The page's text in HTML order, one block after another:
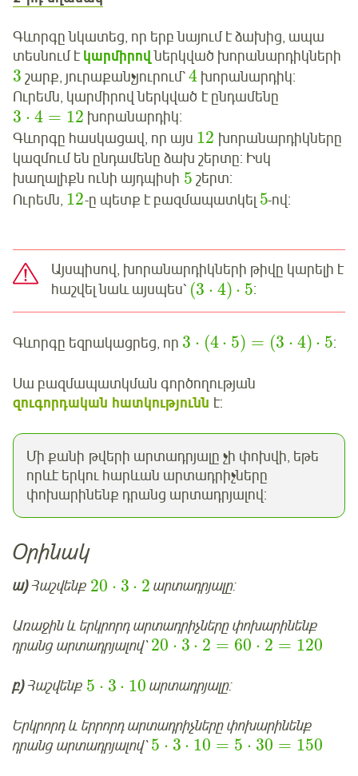
Գևորգը նկատեց, որ երբ նայում է ձախից, ապա
տեսնում էկարմիրովներկված խորանարդիկների
3 շարք, յուրաքանչյուրում՝4խորանարդիկ:
Ուրեմն, կարմիրով ներկված է ընդամենը
3 ⋅ 4 = 12 խորանարդիկ:
Գևորգը հասկացավ, որ այս 12 խորանարդիկները
կազմում են ընդամենը ձախ շերտը: Իսկ
խաղալիքն ունի այդպիսի 5 շերտ:
Ուրեմն, 12-ը պետք է բազմապատկել 5-ով:
Այսպիսով, խորանարդիկների թիվը կարելի է
հաշվել նաև այսպես՝ (3 ⋅ 4) ⋅ 5:
Գևորգը եզրակացրեց, որ 3 ⋅ (4 ⋅ 5) = (3 ⋅ 4) ⋅ 5:
Սա բազմապատկման գործողության
զուգորդական հատկությունն է:
Մի քանի թվերի արտադրյալը չի փոխվի, եթե
որևէ երկու հարևան արտադրիչները
փոխարինենք դրանց արտադրյալով:
Օրինակ
ա)Հաշվենք 20 ⋅ 3 ⋅ 2 արտադրյալը:
Առաջին և երկրորդ արտադրիչները փոխարինենք
դրանց արտադրյալով՝20 ⋅ 3 ⋅ 2 = 60 ⋅ 2 = 120
բ)Հաշվենք 5 ⋅ 3 ⋅ 10 արտադրյալը:
Երկրորդ և երրորդ արտադրիչները փոխարինենք
դրանց արտադրյալով՝5 ⋅ 3 ⋅ 10 = 5 ⋅ 30 = 150